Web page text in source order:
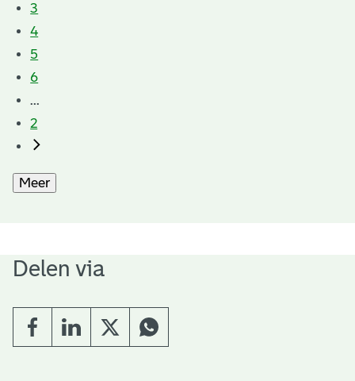
3
4
5
6
...
2
Meer
Delen via